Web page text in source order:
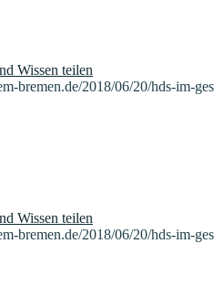
bremen.de/2018/06/20/hds-im-
bremen.de/2018/06/20/hds-im-